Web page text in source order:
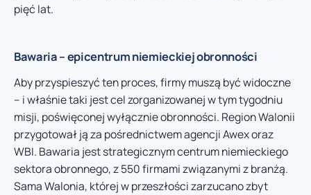
pięć lat.
Bawaria – epicentrum niemieckiej obronności
Aby przyspieszyć ten proces, firmy muszą być widoczne
– i właśnie taki jest cel zorganizowanej w tym tygodniu
misji, poświęconej wyłącznie obronności. Region Walonii
przygotował ją za pośrednictwem agencji Awex oraz
WBI. Bawaria jest strategicznym centrum niemieckiego
sektora obronnego, z 550 firmami związanymi z branżą.
Sama Walonia, której w przeszłości zarzucano zbyt